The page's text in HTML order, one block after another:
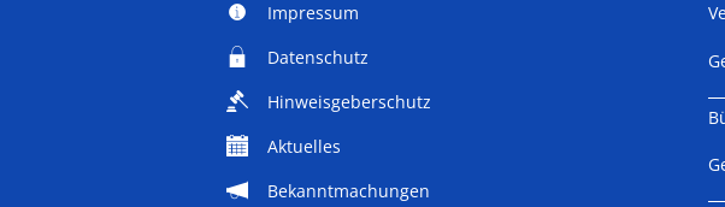
Impressum
Datenschutz
Hinweisgeberschutz
Aktuelles
Bekanntmachungen